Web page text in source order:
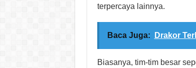
terpercaya lainnya.
Baca Juga: Drakor
Biasanya, tim-tim besar